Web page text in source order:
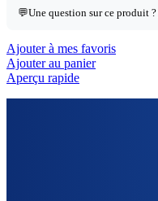
💬Une question sur ce produit ?
Ajouter à mes favoris
Ajouter au panier
Aperçu rapide